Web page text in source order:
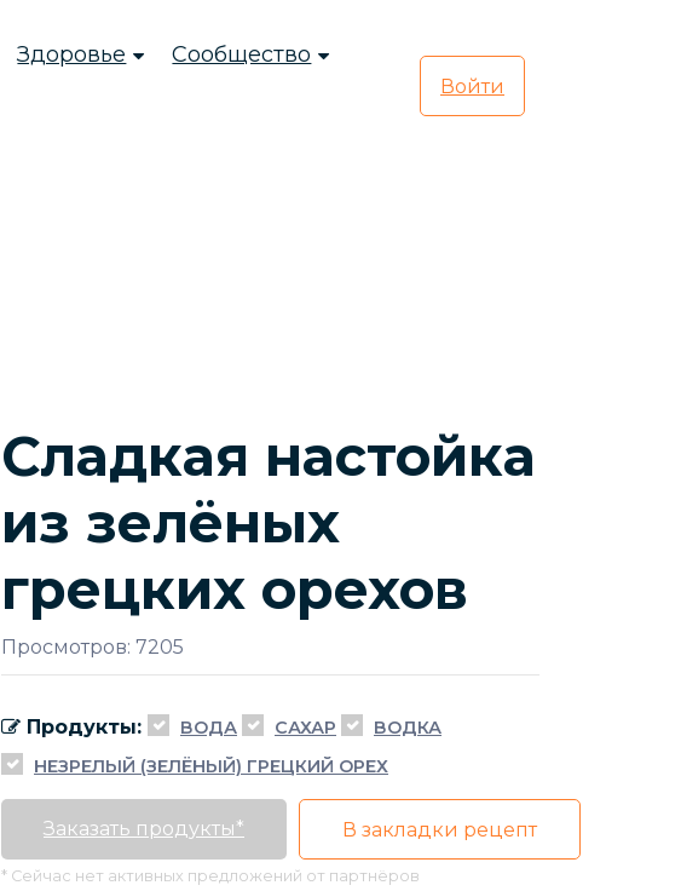
Здоровье Сообщество
Войти
Сладкая настойка
из зелёных
грецких орехов
Просмотров: 7205
Продукты: ВОДА САХАР
ВОДКА
НЕЗРЕЛЫЙ (ЗЕЛЁНЫЙ) ГРЕЦКИЙ ОРЕХ
Заказать продукты* В закладки рецепт
* Сейчас нет активных предложений от партнёров